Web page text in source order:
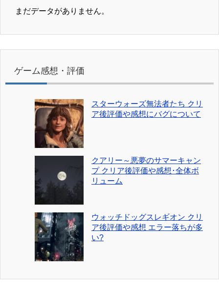
まだデータがありません。
ゲーム感想・評価
スターウォーズ無法者たち クリ
ア後評価や感想にバグについて
クアリー～悪夢のサマーキャン
プ クリア後評価や感想･全体ボ
リューム
ウォッチドッグスレギオン クリ
ア後評価や感想 エラー落ちが多
い?